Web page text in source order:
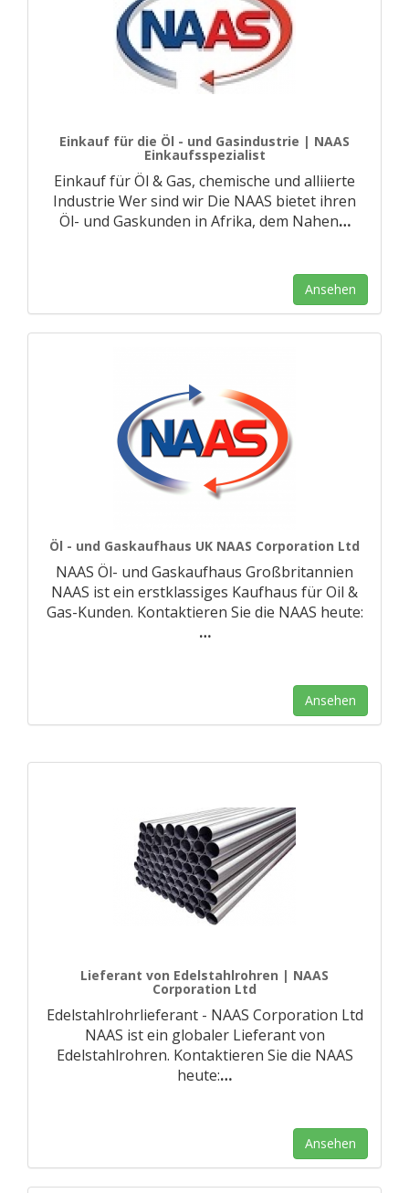
Einkauf für die Öl - und Gasindustrie | NAAS
Einkaufsspezialist
Einkauf für Öl & Gas, chemische und alliierte
Industrie Wer sind wir Die NAAS bietet ihren
Öl- und Gaskunden in Afrika, dem Nahen…
Ansehen
Öl - und Gaskaufhaus UK NAAS Corporation Ltd
NAAS Öl- und Gaskaufhaus Großbritannien
NAAS ist ein erstklassiges Kaufhaus für Oil &
Gas-Kunden. Kontaktieren Sie die NAAS heute:
…
Ansehen
Lieferant von Edelstahlrohren | NAAS
Corporation Ltd
Edelstahlrohrlieferant - NAAS Corporation Ltd
NAAS ist ein globaler Lieferant von
Edelstahlrohren. Kontaktieren Sie die NAAS
heute:…
Ansehen